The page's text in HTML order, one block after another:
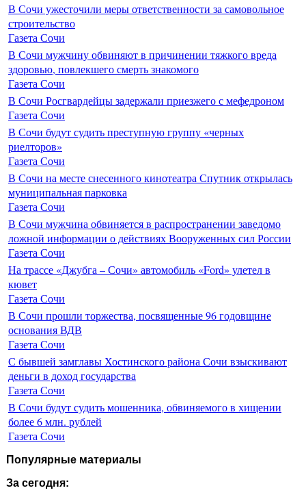
В Сочи ужесточили меры ответственности за самовольное
строительство
Газета Сочи
В Сочи мужчину обвиняют в причинении тяжкого вреда
здоровью, повлекшего смерть знакомого
Газета Сочи
В Сочи Росгвардейцы задержали приезжего с мефедроном
Газета Сочи
В Сочи будут судить преступную группу «черных
риелторов»
Газета Сочи
В Сочи на месте снесенного кинотеатра Спутник открылась
муниципальная парковка
Газета Сочи
В Сочи мужчина обвиняется в распространении заведомо
ложной информации о действиях Вооруженных сил России
Газета Сочи
На трассе «Джубга – Сочи» автомобиль «Ford» улетел в
кювет
Газета Сочи
В Сочи прошли торжества, посвященные 96 годовщине
основания ВДВ
Газета Сочи
С бывшей замглавы Хостинского района Сочи взыскивают
деньги в доход государства
Газета Сочи
В Сочи будут судить мошенника, обвиняемого в хищении
более 6 млн. рублей
Газета Сочи
Популярные материалы
За сегодня: